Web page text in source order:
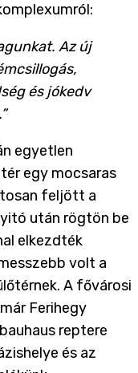
Az új
és jókedv
egyetlen
egy mocsaras
feljött a
után rögtön be
elkezdték
volt a
A fővárosi
Ferihegy
reptere
és az